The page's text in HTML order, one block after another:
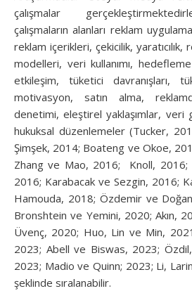
çalışmalar
çalışmaların alanları reklam
reklam içerikleri, çekicilik, yaratıcılık,
modelleri, veri kullanımı,
etkileşim, tüketici davranışları,
motivasyon, satın alma,
denetimi, eleştirel yaklaşımlar, veri
hukuksal düzenlemeler (Tucker,
Şimşek, 2014; Boateng ve Okoe,
Zhang ve Mao, 2016; Knoll, 2016;
2016; Karabacak ve Sezgin, 2016;
Hamouda, 2018; Özdemir ve
Bronshtein ve Yemini, 2020; Akın,
Üvenç, 2020; Huo, Lin ve Min,
2023; Abell ve Biswas, 2023;
2023; Madio ve Quinn; 2023; Li,
şeklinde sıralanabilir.